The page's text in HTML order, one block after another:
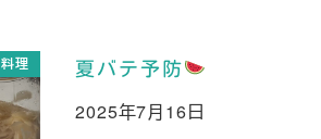
料理 夏バテ予防
投稿日
2025年7月16日